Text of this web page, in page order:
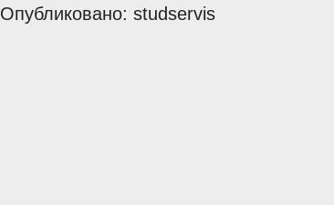
Опубликовано: studservis